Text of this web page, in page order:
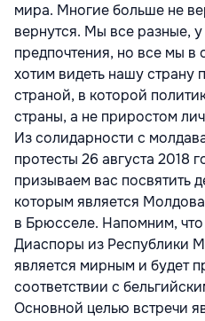
мира. Многие больше не
вернутся. Мы все разные,
предпочтения, но все мы в
хотим видеть нашу страну
страной, в которой
страны, а не приростом
Из солидарности с
протесты 26 августа 2018
призываем вас посвятить
которым является
в Брюсселе. Напомним,
Диаспоры из Республики
является мирным и будет
соответствии с
Основной целью встречи